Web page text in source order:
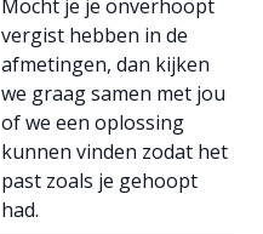
Mocht je je onverhoopt
vergist hebben in de
afmetingen, dan kijken
we graag samen met jou
of we een oplossing
kunnen vinden zodat het
past zoals je gehoopt
had.